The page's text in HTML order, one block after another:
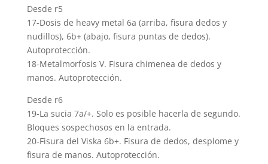
Desde r5
17-Dosis de heavy metal 6a (arriba, fisura dedos y
nudillos), 6b+ (abajo, fisura puntas de dedos).
Autoprotección.
18-Metalmorfosis V. Fisura chimenea de dedos y
manos. Autoprotección.
Desde r6
19-La sucia 7a/+. Solo es posible hacerla de segundo.
Bloques sospechosos en la entrada.
20-Fisura del Viska 6b+. Fisura de dedos, desplome y
fisura de manos. Autoprotección.